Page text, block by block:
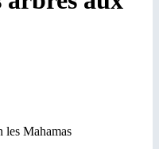
les Mahamas